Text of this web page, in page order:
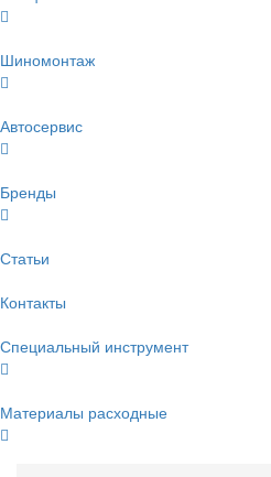
Шиномонтаж
Автосервис
Бренды
Статьи
Контакты
Специальный инструмент
Материалы расходные